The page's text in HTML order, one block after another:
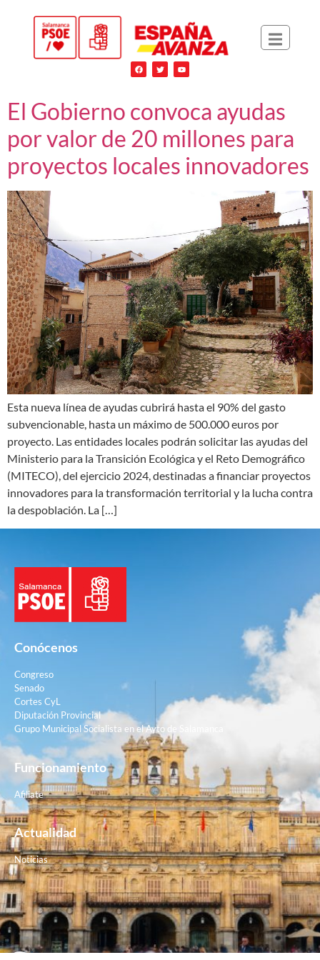
El Gobierno convoca ayudas
por valor de 20 millones para
proyectos locales innovadores
Esta nueva línea de ayudas cubrirá hasta el 90% del gasto
subvencionable, hasta un máximo de 500.000 euros por
proyecto. Las entidades locales podrán solicitar las ayudas del
Ministerio para la Transición Ecológica y el Reto Demográfico
(MITECO), del ejercicio 2024, destinadas a financiar proyectos
innovadores para la transformación territorial y la lucha contra
la despoblación. La […]
Conócenos
Congreso
Senado
Cortes CyL
Diputación Provincial
Grupo Municipal Socialista en el Ayto de Salamanca
Funcionamiento
Afiliate
Actualidad
Noticias